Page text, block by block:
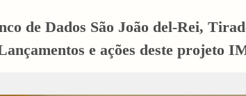
de Dados São João del-Rei,
e ações deste projeto